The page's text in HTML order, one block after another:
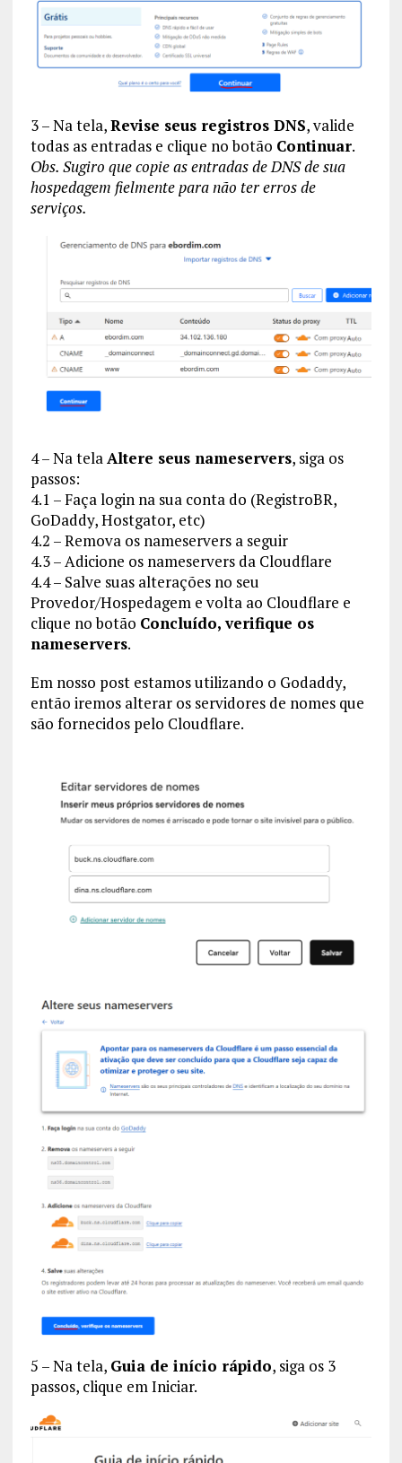
3 – Na tela,Revise seus registros DNS, valide
todas as entradas e clique no botão Continuar.
Obs. Sugiro que copie as entradas de DNS de sua
hospedagem fielmente para não ter erros de
serviços.
4 – Na telaAltere seus nameservers, siga os
passos:
4.1 – Faça login na sua conta do (RegistroBR,
GoDaddy, Hostgator, etc)
4.2 – Remova os nameservers a seguir
4.3 – Adicione os nameservers da Cloudflare
4.4 – Salve suas alterações no seu
Provedor/Hospedagem e volta ao Cloudflare e
clique no botão Concluído, verifique os
nameservers.
Em nosso post estamos utilizando o Godaddy,
então iremos alterar os servidores de nomes que
são fornecidos pelo Cloudflare.
5 – Na tela, Guia de início rápido, siga os 3
passos, clique em Iniciar.